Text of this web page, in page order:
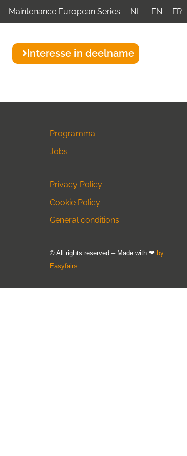
Maintenance European Series NL EN FR
Interesse in deelname
Programma
Jobs
Privacy Policy
Cookie Policy
General conditions
© All rights reserved – Made with ❤ by
Easyfairs